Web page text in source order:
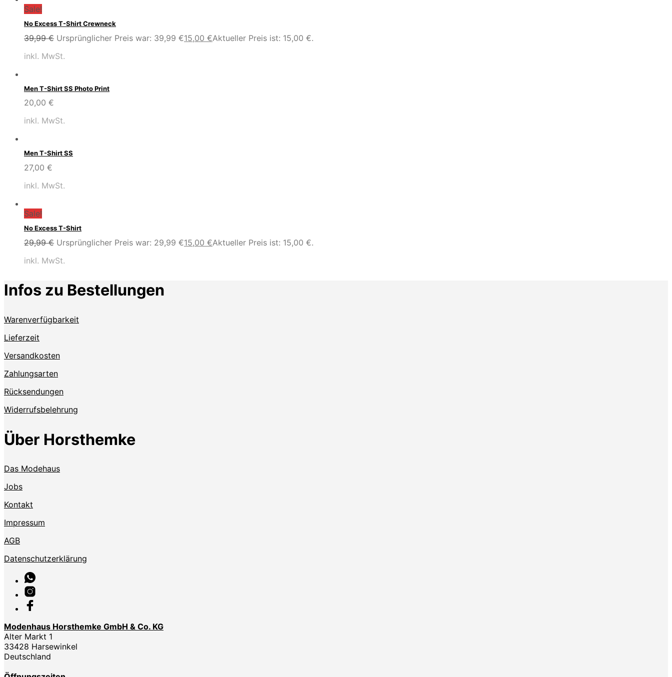
Sale!
No Excess T-Shirt Crewneck
39,99€ Ursprünglicher Preis war: 39,99 €15,00 €Aktueller Preis ist: 15,00 €.
inkl. MwSt.
Men T-Shirt SS Photo Print
20,00 €
inkl. MwSt.
Men T-Shirt SS
27,00 €
inkl. MwSt.
Sale!
No Excess T-Shirt
29,99€ Ursprünglicher Preis war: 29,99 €15,00 €Aktueller Preis ist: 15,00 €.
inkl. MwSt.
Infos zu Bestellungen
Warenverfügbarkeit
Lieferzeit
Versandkosten
Zahlungsarten
Rücksendungen
Widerrufsbelehrung
Über Horsthemke
Das Modehaus
Jobs
Kontakt
Impressum
AGB
Datenschutzerklärung
Modenhaus Horsthemke GmbH & Co. KG
Alter Markt 1
33428 Harsewinkel
Deutschland